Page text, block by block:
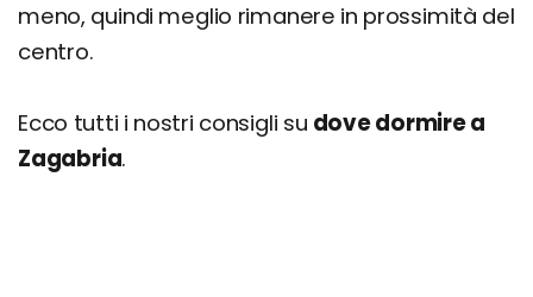
meno, quindi meglio rimanere in prossimità del
centro.
Ecco tutti i nostri consigli su dove dormire a
Zagabria.